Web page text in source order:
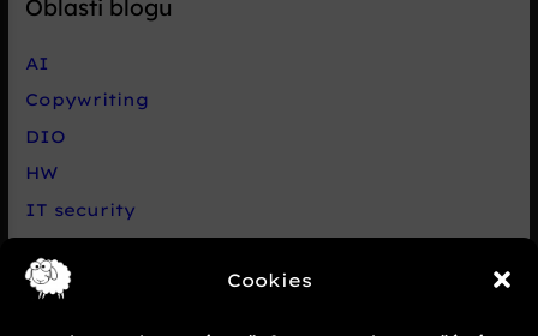
Cookies
Oblasti blogu
AI
Copywriting
DIO
HW
IT security
Net